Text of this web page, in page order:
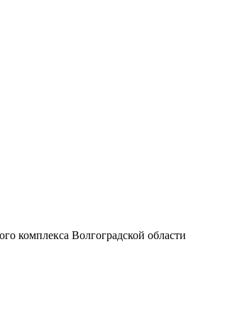
комплекса Волгоградской области